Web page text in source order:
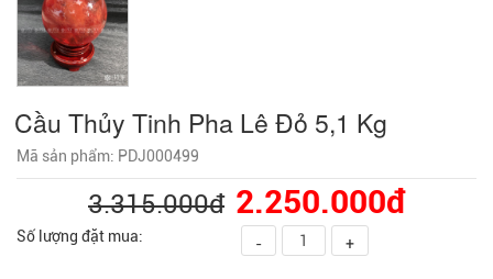
Cầu Thủy Tinh Pha Lê Đỏ 5,1 Kg
Mã sản phẩm: PDJ000499
3.315.000đ 2.250.000đ
Số lượng đặt mua: - +